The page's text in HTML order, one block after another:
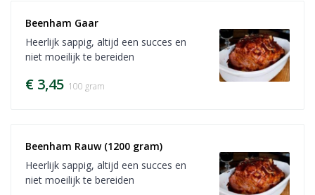
Beenham Gaar
Heerlijk sappig, altijd een succes en
niet moeilijk te bereiden
€ 3,45 100 gram
Beenham Rauw (1200 gram)
Heerlijk sappig, altijd een succes en
niet moeilijk te bereiden